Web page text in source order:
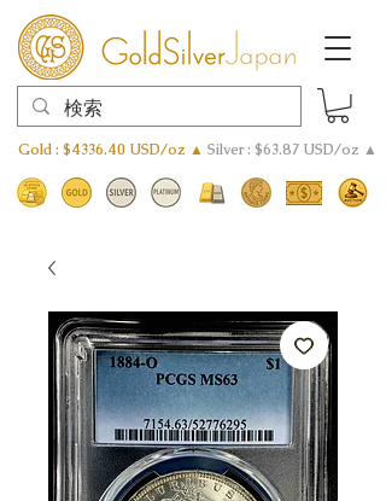
Gold : $4336.40 USD/oz ▲ Silver : $63.87 USD/oz ▲